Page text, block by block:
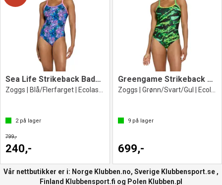
Sea Life Strikeback Badedrakt
Zoggs | Blå/Flerfarget | Ecolast+
2på lager
799,-
240,-
Greengame Strikeback Badedrakt
Zoggs | Grønn/Svart/Gul | Ecolast
9på lager
699,-
Vår nettbutikker er i: Norge Klubben.no, Sverige Klubbensport.se ,
Finland Klubbensport.fi og Polen Klubben.pl